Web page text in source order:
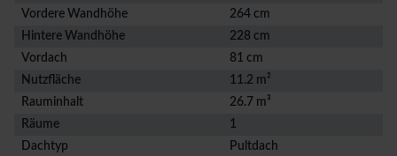
Vordere Wandhöhe
264 cm
Hintere Wandhöhe
228 cm
Vordach
81 cm
Nutzfläche
11.2 m²
Rauminhalt
26.7 m³
Räume
1
Dachtyp
Pultdach